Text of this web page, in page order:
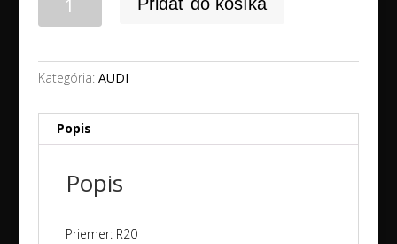
Q8
TRON
originál
Kategória: AUDI
Popis
Popis
Priemer: R20